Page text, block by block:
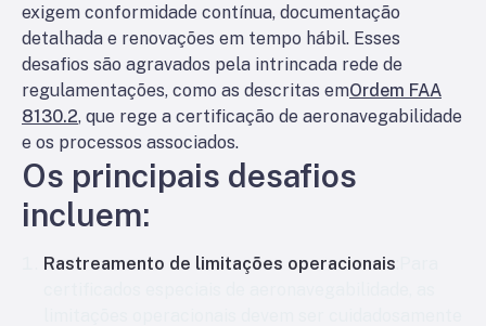
exigem conformidade contínua, documentação
detalhada e renovações em tempo hábil. Esses
desafios são agravados pela intrincada rede de
regulamentações, como as descritas emOrdem FAA
8130.2, que rege a certificação de aeronavegabilidade
e os processos associados.
Os principais desafios
incluem:
Rastreamento de limitações operacionais